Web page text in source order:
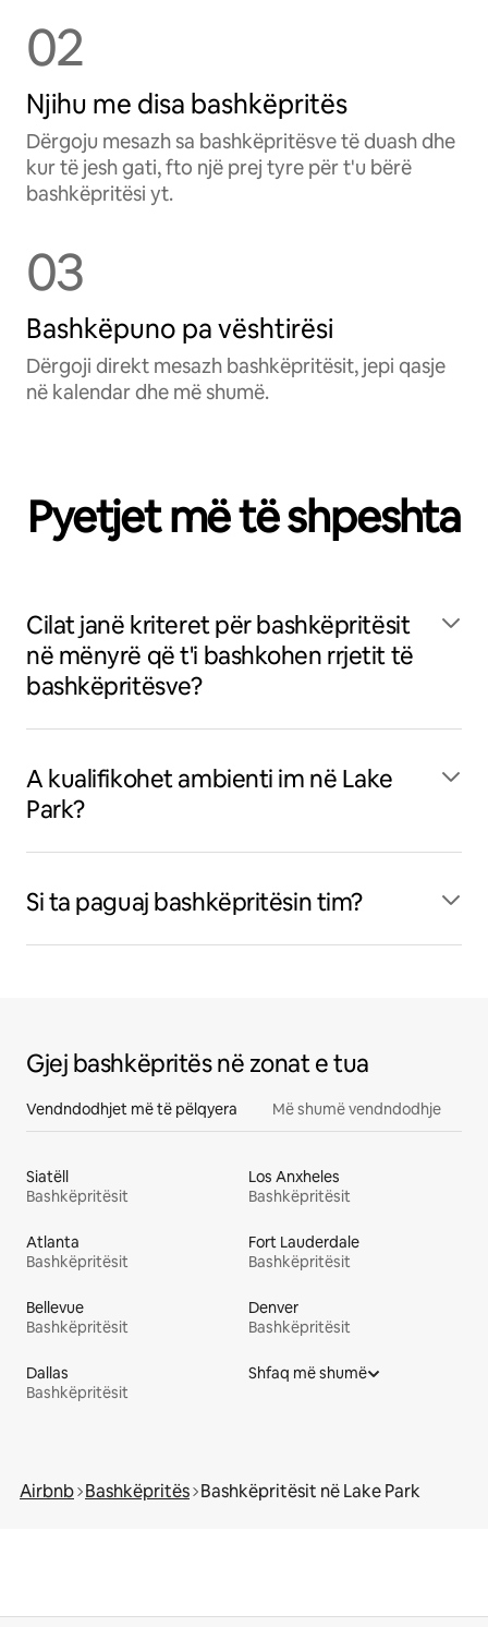
02
Njihu me disa bashkëpritës
Dërgoju mesazh sa bashkëpritësve të duash dhe
kur të jesh gati, fto një prej tyre për t'u bërë
bashkëpritësi yt.
03
Bashkëpuno pa vështirësi
Dërgoji direkt mesazh bashkëpritësit, jepi qasje
në kalendar dhe më shumë.
Pyetjet më të shpeshta
Cilat janë kriteret për bashkëpritësit
në mënyrë që t'i bashkohen rrjetit të
bashkëpritësve?
A kualifikohet ambienti im në Lake
Park?
Si ta paguaj bashkëpritësin tim?
Gjej bashkëpritës në zonat e tua
Vendndodhjet më të pëlqyera Më shumë vendndodhje
Siatëll
Bashkëpritësit
Los Anxheles
Bashkëpritësit
Atlanta
Bashkëpritësit
Fort Lauderdale
Bashkëpritësit
Bellevue
Bashkëpritësit
Denver
Bashkëpritësit
Dallas
Bashkëpritësit
Shfaq më shumë
Airbnb Bashkëpritës Bashkëpritësit në Lake Park